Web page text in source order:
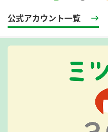
公式アカウント一覧